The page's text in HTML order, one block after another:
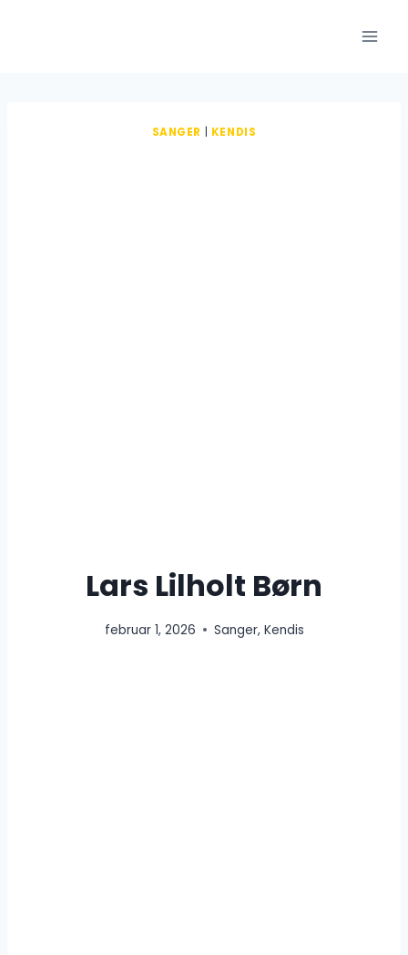
SANGER KENDIS
Lars Lilholt Børn
februar 1, 2026 Sanger, Kendis